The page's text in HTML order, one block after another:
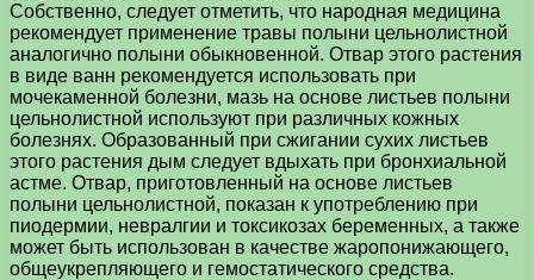
Собственно, следует отметить, что народная медицина
рекомендует применение травы полыни цельнолистной
аналогично полыни обыкновенной. Отвар этого растения
в виде ванн рекомендуется использовать при
мочекаменной болезни, мазь на основе листьев полыни
цельнолистной используют при различных кожных
болезнях. Образованный при сжигании сухих листьев
этого растения дым следует вдыхать при бронхиальной
астме. Отвар, приготовленный на основе листьев
полыни цельнолистной, показан к употреблению при
пиодермии, невралгии и токсикозах беременных, а также
может быть использован в качестве жаропонижающего,
общеукрепляющего и гемостатического средства.